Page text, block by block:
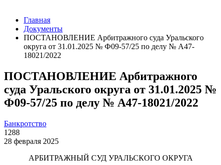
Главная
Документы
ПОСТАНОВЛЕНИЕ Арбитражного суда Уральского
округа от 31.01.2025 № Ф09-57/25 по делу № А47-
18021/2022
ПОСТАНОВЛЕНИЕ Арбитражного
суда Уральского округа от 31.01.2025 №
Ф09-57/25 по делу № А47-18021/2022
Банкротство
1288
28 февраля 2025
АРБИТРАЖНЫЙ СУД УРАЛЬСКОГО ОКРУГА